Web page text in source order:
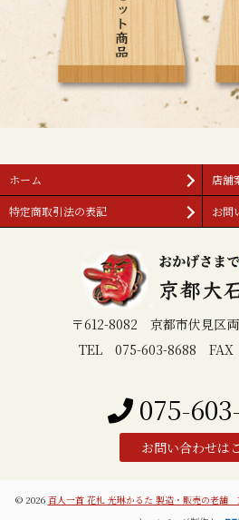
ホーム 店舗
特定商取引法の表記 お問
〒612-8082 京都市伏見区
TEL 075-603-8688 FAX
075-
お問い合わせは
© 2026 百人一首 花札 光琳かるた 製造・販売の老舗